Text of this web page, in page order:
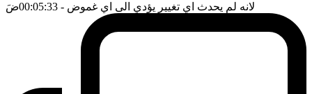
لانه لم يحدث اي تغيير يؤدي الى اي غموض - 00:05:33 ضَ